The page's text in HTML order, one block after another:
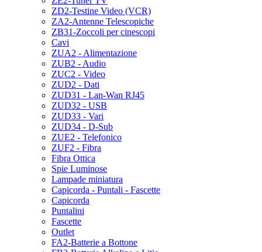
ZD2-Testine Video (VCR)
ZA2-Antenne Telescopiche
ZB31-Zoccoli per cinescopi
Cavi
ZUA2 - Alimentazione
ZUB2 - Audio
ZUC2 - Video
ZUD2 - Dati
ZUD31 - Lan-Wan RJ45
ZUD32 - USB
ZUD33 - Vari
ZUD34 - D-Sub
ZUE2 - Telefonico
ZUF2 - Fibra
Fibra Ottica
Spie Luminose
Lampade miniatura
Capicorda - Puntali - Fascette
Capicorda
Puntalini
Fascette
Outlet
FA2-Batterie a Bottone